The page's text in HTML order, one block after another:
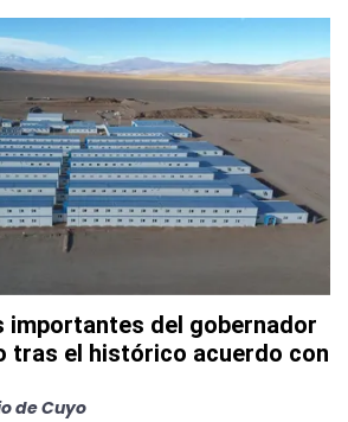
importantes del gobernador
tras el histórico acuerdo con
de Cuyo